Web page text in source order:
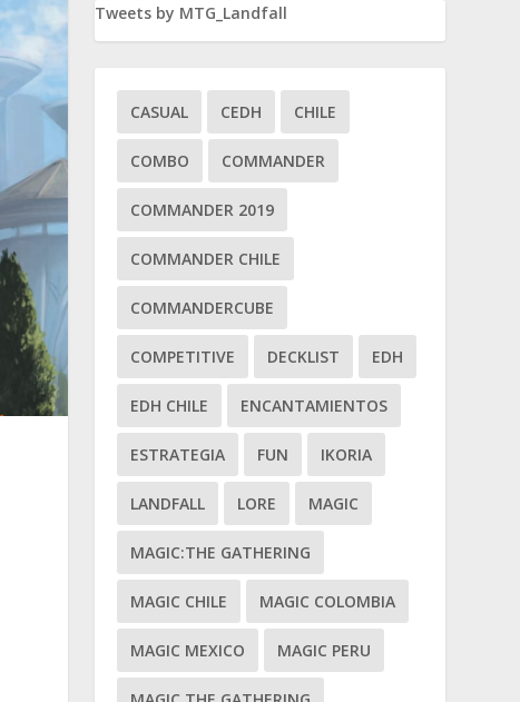
Tweets by MTG_Landfall
CASUAL CEDH CHILE
COMBO COMMANDER
COMMANDER 2019
COMMANDER CHILE
COMMANDERCUBE
COMPETITIVE DECKLIST EDH
EDH CHILE ENCANTAMIENTOS
ESTRATEGIA FUN IKORIA
LANDFALL LORE MAGIC
MAGIC:THE GATHERING
MAGIC CHILE MAGIC COLOMBIA
MAGIC MEXICO MAGIC PERU